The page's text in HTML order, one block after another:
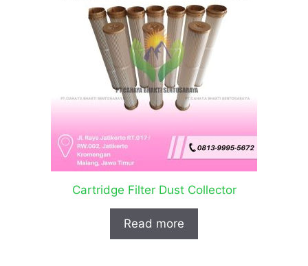
Cartridge Filter Dust Collector
Read more